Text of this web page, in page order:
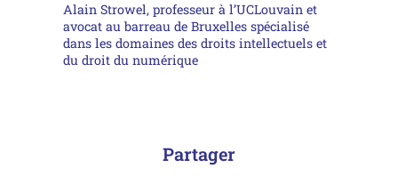
Alain Strowel, professeur à l’UCLouvain et
avocat au barreau de Bruxelles spécialisé
dans les domaines des droits intellectuels et
du droit du numérique
Partager